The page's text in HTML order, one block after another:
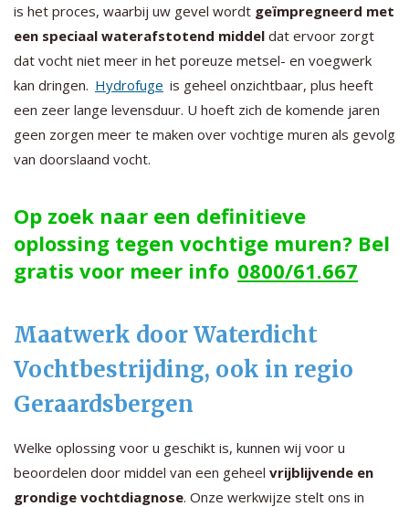
is het proces, waarbij uw gevel wordt geïmpregneerd met
een speciaal waterafstotend middel dat ervoor zorgt
dat vocht niet meer in het poreuze metsel- en voegwerk
kan dringen. Hydrofuge is geheel onzichtbaar, plus heeft
een zeer lange levensduur. U hoeft zich de komende jaren
geen zorgen meer te maken over vochtige muren als gevolg
van doorslaand vocht.
Op zoek naar een definitieve
oplossing tegen vochtige muren? Bel
gratis voor meer info 0800/61.667
Maatwerk door Waterdicht
Vochtbestrijding, ook in regio
Geraardsbergen
Welke oplossing voor u geschikt is, kunnen wij voor u
beoordelen door middel van een geheel vrijblijvende en
grondige vochtdiagnose. Onze werkwijze stelt ons in